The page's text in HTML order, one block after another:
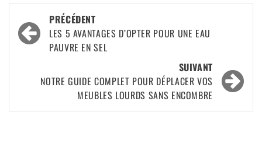
PRÉCÉDENT
LES 5 AVANTAGES D’OPTER POUR UNE EAU
PAUVRE EN SEL
SUIVANT
NOTRE GUIDE COMPLET POUR DÉPLACER VOS
MEUBLES LOURDS SANS ENCOMBRE